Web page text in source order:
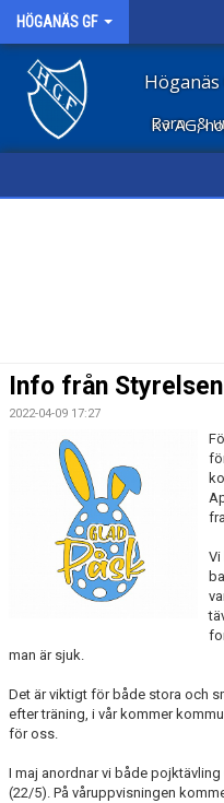
HÖGANÄS GF
Barn- & ungdomsgymnastik,
FÖRENINGSKLÄDER
VECKOSCHEMA
FÖRENINGSKALENDER
PROJEKT IP SATSNING
ANMÄLAN
Info från
2022-04-09 17:27
Vi
man är sjuk.
Det är viktigt för både stora och
efter träning, i vår kommer
för oss.
I maj anordnar vi både
(22/5). På våruppvisningen